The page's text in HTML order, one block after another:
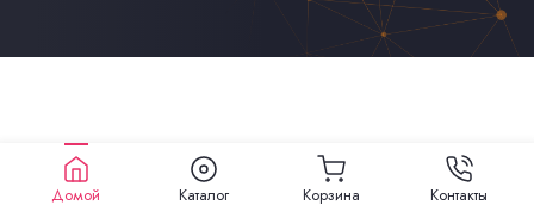
Домой Каталог Корзина Контакты